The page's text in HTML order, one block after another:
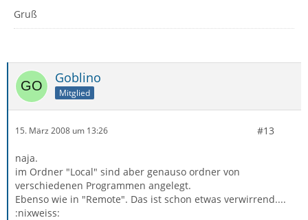
Gruß
Goblino
Mitglied
15. März 2008 um 13:26 #13
naja.
im Ordner "Local" sind aber genauso ordner von
verschiedenen Programmen angelegt.
Ebenso wie in "Remote". Das ist schon etwas verwirrend....
:nixweiss: